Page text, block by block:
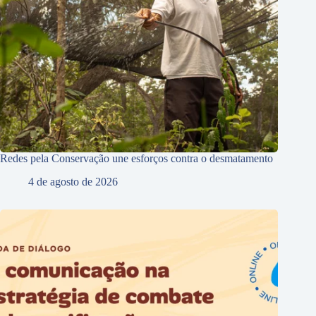
Redes pela Conservação une esforços contra o desmatamento
4 de agosto de 2026